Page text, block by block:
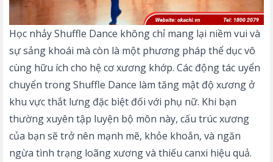
Học nhảy Shuffle Dance không chỉ mang lại niềm vui và
sự sảng khoái mà còn là một phương pháp thể dục vô
cùng hữu ích cho hệ cơ xương khớp. Các động tác uyển
chuyển trong Shuffle Dance làm tăng mật độ xương ở
khu vực thắt lưng đặc biệt đối với phụ nữ. Khi bạn
thường xuyên tập luyện bộ môn này, cấu trúc xương
của bạn sẽ trở nên mạnh mẽ, khỏe khoắn, và ngăn
ngừa tình trạng loãng xương và thiếu canxi hiệu quả.